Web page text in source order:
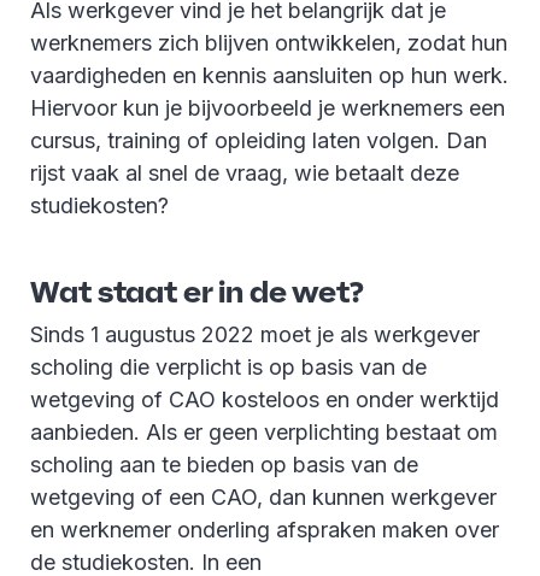
Als werkgever vind je het belangrijk dat je
werknemers zich blijven ontwikkelen, zodat hun
vaardigheden en kennis aansluiten op hun werk.
Hiervoor kun je bijvoorbeeld je werknemers een
cursus, training of opleiding laten volgen. Dan
rijst vaak al snel de vraag, wie betaalt deze
studiekosten?
Wat staat er in de wet?
Sinds 1 augustus 2022 moet je als werkgever
scholing die verplicht is op basis van de
wetgeving of CAO kosteloos en onder werktijd
aanbieden. Als er geen verplichting bestaat om
scholing aan te bieden op basis van de
wetgeving of een CAO, dan kunnen werkgever
en werknemer onderling afspraken maken over
de studiekosten. In een